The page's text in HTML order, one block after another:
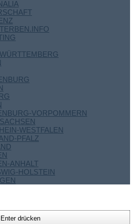
VORPOMMERN
WESTFALEN
PFALZ
ANHALT
HOLSTEIN